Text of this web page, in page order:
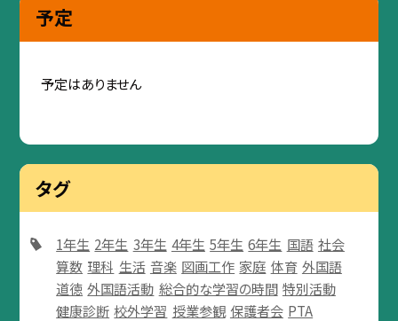
予定
予定はありません
タグ
1年生 2年生 3年生 4年生 5年生 6年生 国語 社会
算数 理科 生活 音楽 図画工作 家庭 体育 外国語
道徳 外国語活動 総合的な学習の時間 特別活動
健康診断 校外学習 授業参観 保護者会 PTA